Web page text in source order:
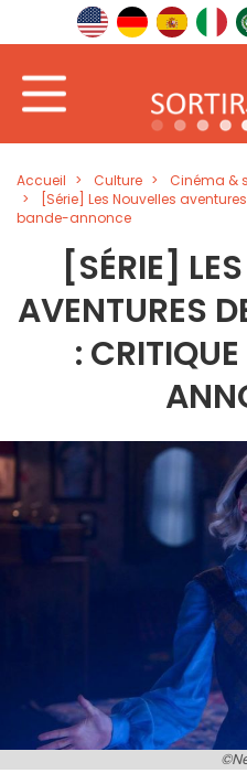
Accueil Culture
Cinéma &
[Série] Les Nouvelles
bande-annonce
[SÉRIE]
AVENTURES
: